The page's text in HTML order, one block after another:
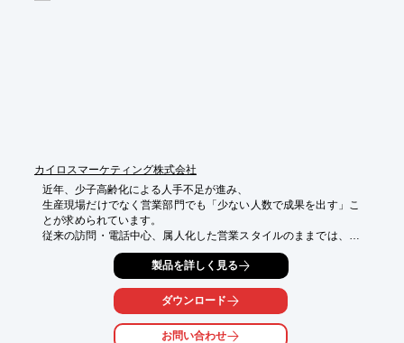
カイロスマーケティング株式会社
近年、少子高齢化による人手不足が進み、
生産現場だけでなく営業部門でも「少ない人数で成果を出す」こ
とが求められています。
従来の訪問・電話中心、属人化した営業スタイルのままでは、売
上の維持・拡大は難しくなりつつあります。
｢Kairos3 Marketing｣は、製造業の販促や営業DXを支えるツール
直感的な画面設計と高評価の伴走サポートにより、継続率99%の
｢現場に定着しやすいMA｣として評価いただいております。
製品を詳しく見る
ダウンロード
お問い合わせ